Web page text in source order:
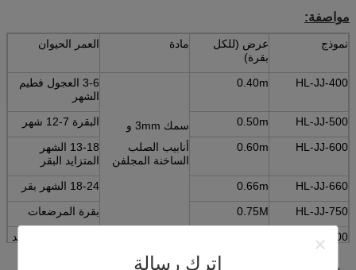
اترك رسالة
مواصفة:
نموذج
عرض (للكل
بقرة)
مادة العمر الحيوان
HL-JJ-400
0.40m
سمك 3mm و
أنابيب الصلب
الساخنة المجلفن
3-6 العجول فطيم
الشهر
HL-JJ-500
0.50m
البقرة 7-12 شهر
HL-JJ-600
0.60m
13-18 الشهر
المتزايد البقر
HL-JJ-660
0.66m
18-24 الشهر بقر
HL-JJ-750
0.75M
بقرة المرضعات
HL-JJ-1200
الجافة / حامل / بعد